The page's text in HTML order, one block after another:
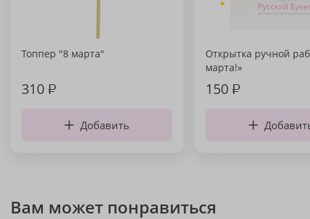
Топпер "8 марта"
310₽
Добавить
Открытка ручной
марта!»
150₽
Вам может понравиться